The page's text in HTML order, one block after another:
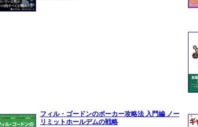
フィル・ゴードンのポーカー攻略法 入門編 ノー
リミットホールデムの戦略